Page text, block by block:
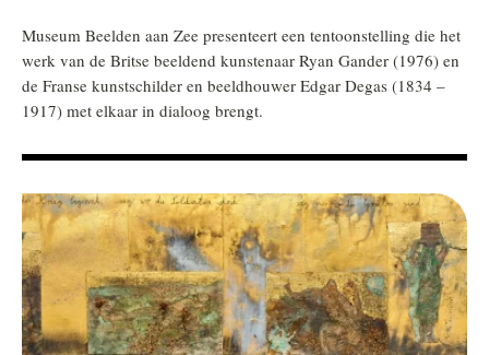
Museum Beelden aan Zee presenteert een tentoonstelling die het
werk van de Britse beeldend kunstenaar Ryan Gander (1976) en
de Franse kunstschilder en beeldhouwer Edgar Degas (1834 –
1917) met elkaar in dialoog brengt.